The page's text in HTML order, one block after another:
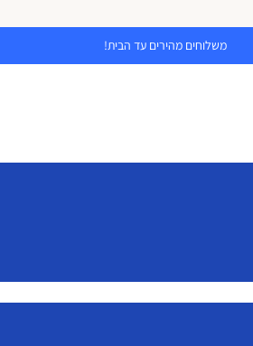
משלוחים מהירים עד הבית!